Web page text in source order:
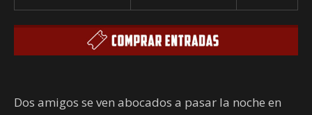
Dos amigos se ven abocados a pasar la noche en